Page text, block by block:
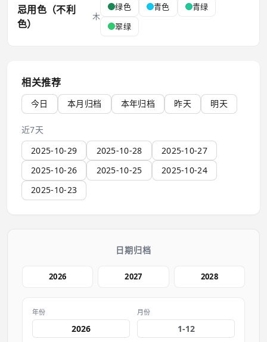
忌用色（不利
色）
木
绿色 青色
青绿
翠绿
相关推荐
今日 本月归档 本年归档 昨天 明天
近7天
2025-10-29
2025-10-28
2025-10-27
2025-10-26
2025-10-25
2025-10-24
2025-10-23
日期归档
2026 2027 2028
年份 月份